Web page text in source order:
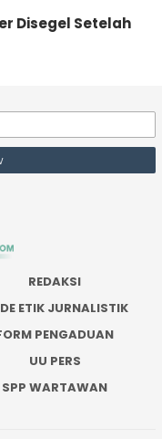
Disegel Setelah
REDAKSI
ETIK JURNALISTIK
PENGADUAN
UU PERS
SPP WARTAWAN